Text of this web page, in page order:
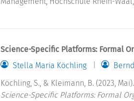
Science-Specific Platforms: Formal
Stella Maria Köchling
Köchling, S., & Kleimann, B. (2023, Mai).
Science-Specific Platforms: Formal